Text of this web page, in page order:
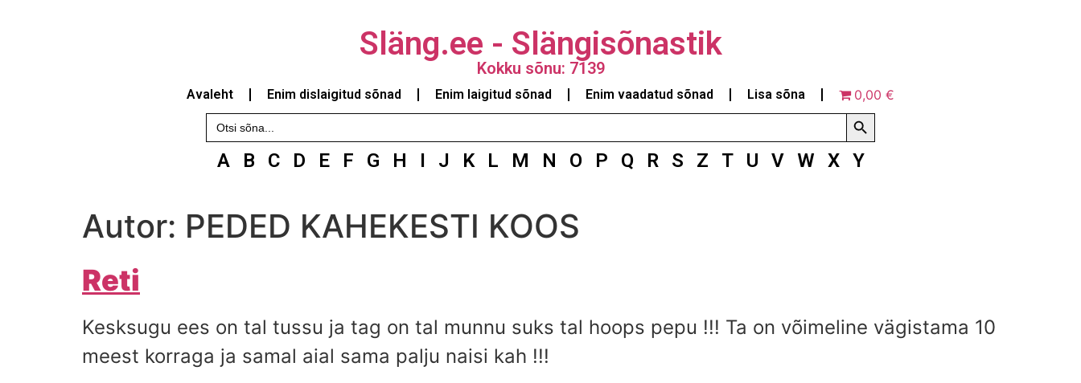
Släng.ee - Slängisõnastik
Kokku sõnu: 7139
Avaleht Enim dislaigitud sõnad Enim laigitud sõnad Enim vaadatud sõnad Lisa sõna
0,00 €
Search
for:
Search Button
A B C D E F G H I J K L M N O P Q R S Z T U V W X Y
Autor: PEDED KAHEKESTI KOOS
Reti
Kesksugu ees on tal tussu ja tag on tal munnu suks tal hoops pepu !!! Ta on võimeline vägistama 10
meest korraga ja samal aial sama palju naisi kah !!!